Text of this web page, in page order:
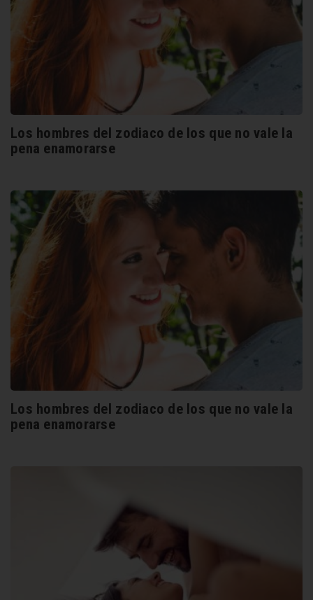
Los hombres del zodiaco de los que no vale la
pena enamorarse
Los hombres del zodiaco de los que no vale la
pena enamorarse